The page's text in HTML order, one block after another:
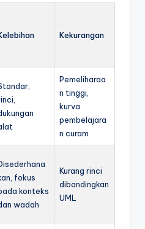
Kekurangan
Pemeliharaa
n tinggi,
kurva
pembelajara
n curam
fokus
konteks
wadah
Kurang rinci
dibandingkan
UML